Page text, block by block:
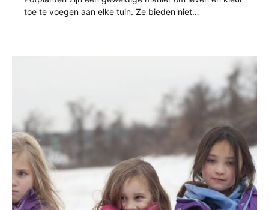
toe te voegen aan elke tuin. Ze bieden niet…